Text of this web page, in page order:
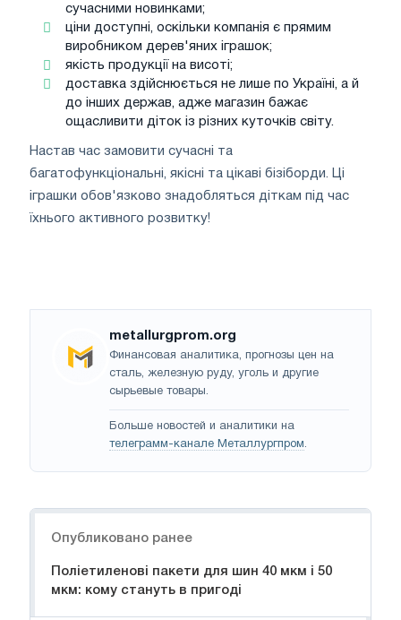
сучасними новинками;
ціни доступні, оскільки компанія є прямим
виробником дерев'яних іграшок;
якість продукції на висоті;
доставка здійснюється не лише по Україні, а й
до інших держав, адже магазин бажає
ощасливити діток із різних куточків світу.
Настав час замовити сучасні та
багатофункціональні, якісні та цікаві бізіборди. Ці
іграшки обов'язково знадобляться діткам під час
їхнього активного розвитку!
metallurgprom.org
Финансовая аналитика, прогнозы цен на
сталь, железную руду, уголь и другие
сырьевые товары.
Больше новостей и аналитики на
телеграмм-канале Металлургпром.
Опубликовано ранее
Поліетиленові пакети для шин 40 мкм і 50
мкм: кому стануть в пригоді